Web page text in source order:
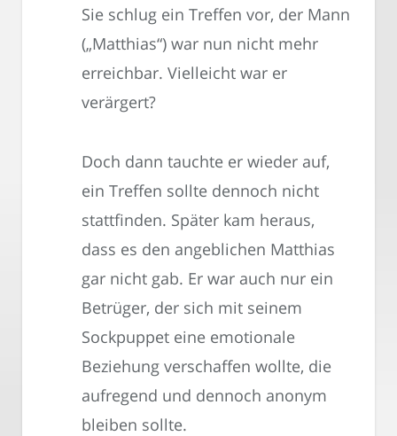
Sie schlug ein Treffen vor, der Mann
(„Matthias“) war nun nicht mehr
erreichbar. Vielleicht war er
verärgert?
Doch dann tauchte er wieder auf,
ein Treffen sollte dennoch nicht
stattfinden. Später kam heraus,
dass es den angeblichen Matthias
gar nicht gab. Er war auch nur ein
Betrüger, der sich mit seinem
Sockpuppet eine emotionale
Beziehung verschaffen wollte, die
aufregend und dennoch anonym
bleiben sollte.